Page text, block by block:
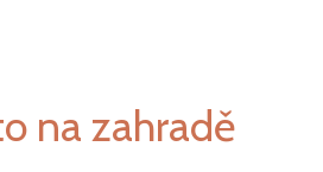
na zahradě